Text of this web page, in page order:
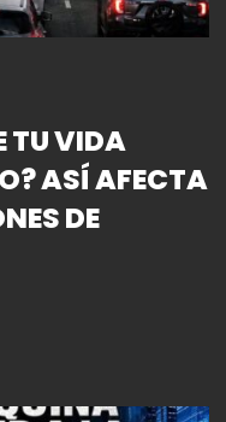
TU VIDA
ASÍ AFECTA
DE